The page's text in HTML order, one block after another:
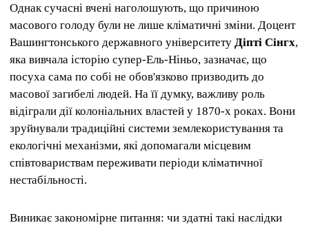
Однак сучасні вчені наголошують, що причиною
масового голоду були не лише кліматичні зміни. Доцент
Вашингтонського державного університету Діпті Сінгх,
яка вивчала історію супер-Ель-Ніньо, зазначає, що
посуха сама по собі не обов'язково призводить до
масової загибелі людей. На її думку, важливу роль
відіграли дії колоніальних властей у 1870-х роках. Вони
зруйнували традиційні системи землекористування та
екологічні механізми, які допомагали місцевим
співтовариствам переживати періоди кліматичної
нестабільності.
Виникає закономірне питання: чи здатні такі наслідки